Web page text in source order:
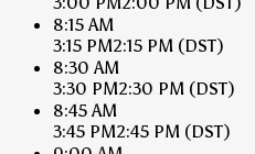
8:15 AM
3:15 PM2:15 PM (DST)
8:30 AM
3:30 PM2:30 PM (DST)
8:45 AM
3:45 PM2:45 PM (DST)